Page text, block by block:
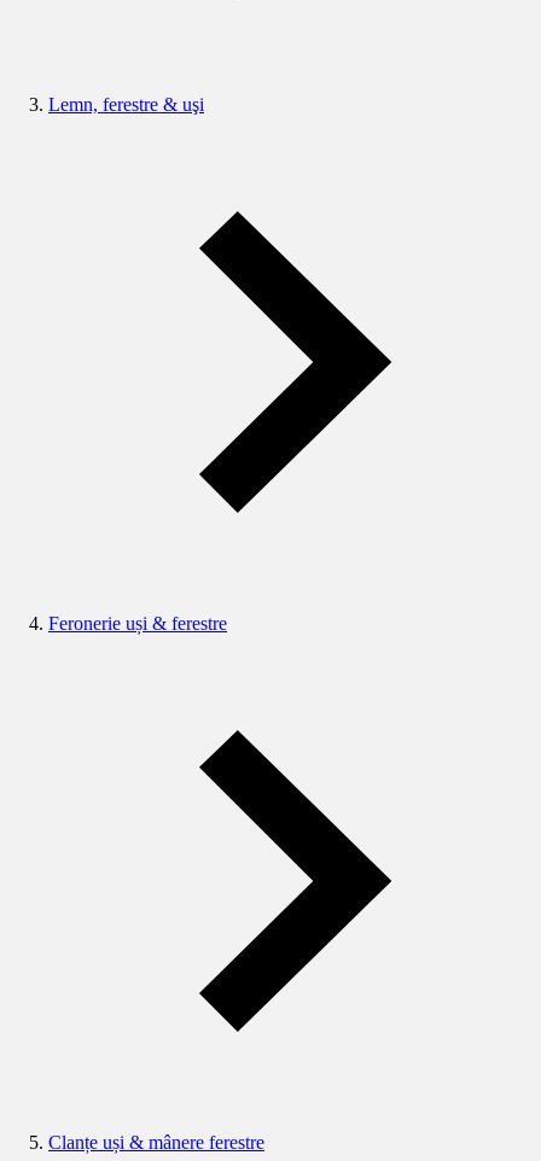
Lemn, ferestre & uşi
Feronerie uși & ferestre
Clanțe uși & mânere ferestre